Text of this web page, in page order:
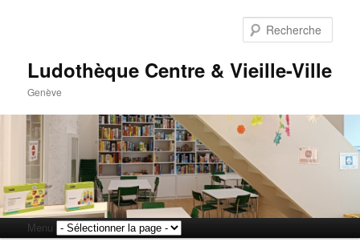
Ludothèque Centre & Vieille-Ville
Genève
principal
Aller
Aller